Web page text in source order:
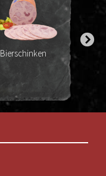
Bierschinken